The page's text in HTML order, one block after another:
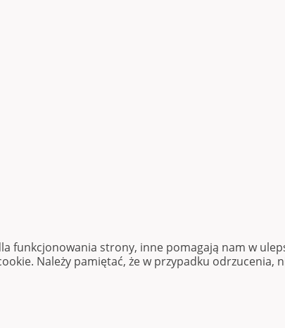
funkcjonowania strony, inne pomagają nam w
Należy pamiętać, że w przypadku odrzucenia,